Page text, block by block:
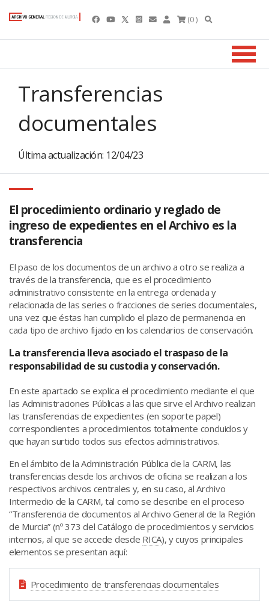
(0 )
Transferencias
documentales
Última actualización: 12/04/23
El procedimiento ordinario y reglado de
ingreso de expedientes en el Archivo es la
transferencia
El paso de los documentos de un archivo a otro se realiza a
través de la transferencia, que es el procedimiento
administrativo consistente en la entrega ordenada y
relacionada de las series o fracciones de series documentales,
una vez que éstas han cumplido el plazo de permanencia en
cada tipo de archivo fijado en los calendarios de conservación.
La transferencia lleva asociado el traspaso de la
responsabilidad de su custodia y conservación.
En este apartado se explica el procedimiento mediante el que
las Administraciones Públicas a las que sirve el Archivo realizan
las transferencias de expedientes (en soporte papel)
correspondientes a procedimientos totalmente concluidos y
que hayan surtido todos sus efectos administrativos.
En el ámbito de la Administración Pública de la CARM, las
transferencias desde los archivos de oficina se realizan a los
respectivos archivos centrales y, en su caso, al Archivo
Intermedio de la CARM, tal como se describe en el proceso
“Transferencia de documentos al Archivo General de la Región
de Murcia” (nº 373 del Catálogo de procedimientos y servicios
internos, al que se accede desde RICA), y cuyos principales
elementos se presentan aquí:
Procedimiento de transferencias documentales